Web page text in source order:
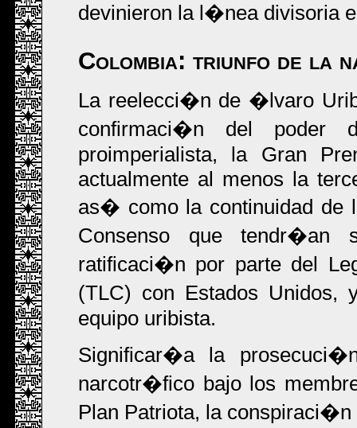
devinieron la l�nea divisoria
Colombia: triunfo de la
La reelecci�n de �lvaro
confirmaci�n del poder
proimperialista, la Gran
actualmente al menos la
as� como la continuidad de
Consenso que tendr�an
ratificaci�n por parte del
(TLC) con Estados
equipo uribista.
Significar�a la
narcotr�fico bajo los
Plan Patriota, la